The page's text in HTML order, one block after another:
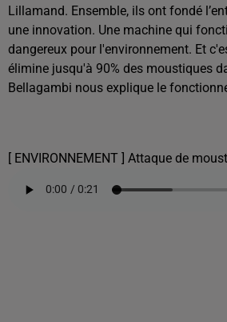
Lillamand. Ensemble, ils ont fondé
une innovation. Une machine qui
dangereux pour l'environnement. Et
élimine jusqu'à 90% des moustiques
Bellagambi nous explique le
[ ENVIRONNEMENT ] Attaque de